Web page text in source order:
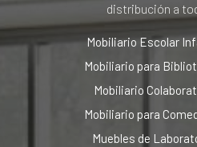
distribución a
Mobiliario Escolar
Mobiliario para
Mobiliario
Mobiliario para
Muebles de